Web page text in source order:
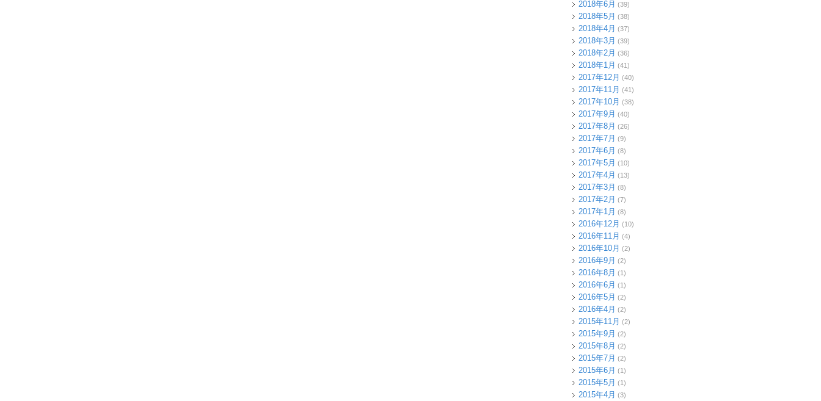
2018年6月 (39)
2018年5月 (38)
2018年4月 (37)
2018年3月 (39)
2018年2月 (36)
2018年1月 (41)
2017年12月 (40)
2017年11月 (41)
2017年10月 (38)
2017年9月 (40)
2017年8月 (26)
2017年7月 (9)
2017年6月 (8)
2017年5月 (10)
2017年4月 (13)
2017年3月 (8)
2017年2月 (7)
2017年1月 (8)
2016年12月 (10)
2016年11月 (4)
2016年10月 (2)
2016年9月 (2)
2016年8月 (1)
2016年6月 (1)
2016年5月 (2)
2016年4月 (2)
2015年11月 (2)
2015年9月 (2)
2015年8月 (2)
2015年7月 (2)
2015年6月 (1)
2015年5月 (1)
2015年4月 (3)